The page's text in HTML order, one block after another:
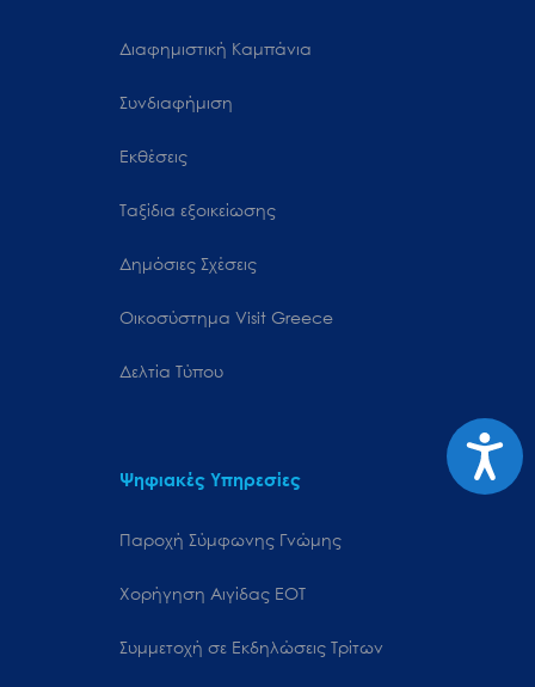
Διαφημιστική Καμπάνια
Συνδιαφήμιση
Εκθέσεις
Ταξίδια εξοικείωσης
Δημόσιες Σχέσεις
Oικοσύστημα Visit Greece
Δελτία Τύπου
Ψηφιακές Υπηρεσίες
Παροχή Σύμφωνης Γνώμης
Χορήγηση Αιγίδας ΕΟΤ
Συμμετοχή σε Εκδηλώσεις Τρίτων